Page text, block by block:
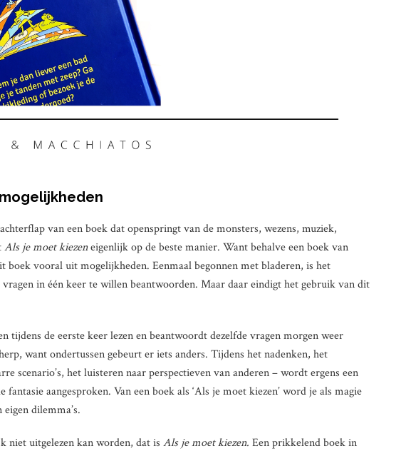
van een boek dat openspringt van de monsters, wezens, muziek,
Als je moet kiezeneigenlijk op de beste manier. Want behalve een boek van
boek vooral uit mogelijkheden. Eenmaal begonnen met bladeren, is het
in één keer te willen beantwoorden. Maar daar eindigt het gebruik van dit
tijdens de eerste keer lezen en beantwoordt dezelfde vragen morgen weer
want ondertussen gebeurt er iets anders. Tijdens het nadenken, het
scenario’s, het luisteren naar perspectieven van anderen – wordt ergens een
fantasie aangesproken. Van een boek als ‘Als je moet kiezen’ word je als magie
dilemma’s.
niet uitgelezen kan worden, dat is Als je moet kiezen. Een prikkelend boek in